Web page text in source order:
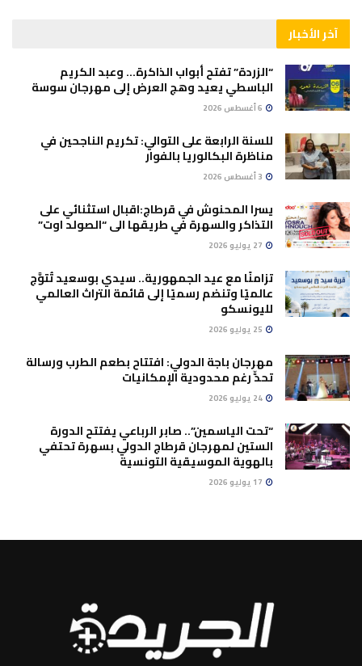
آخر الأخبار
“الزردة” تفتح أبواب الذاكرة… وعبد الكريم
الباسطي يعيد وهج العرض إلى مهرجان سوسة
للسنة الرابعة على التوالي: تكريم الناجحين في
مناظرة البكالوريا بالفوار
يسرا المحنوش في قرطاج:اقبال استثنائي على
التذاكر والسهرة في طريقها الى “الصولد اوت”
تزامنًا مع عيد الجمهورية.. سيدي بوسعيد تُتوَّج
عالميًا وتنضم رسميًا إلى قائمة التراث العالمي
لليونسكو
مهرجان باجة الدولي: افتتاح بطعم الطرب ورسالة
تحدٍّ رغم محدودية الإمكانيات
“تحت الياسمين”.. صابر الرباعي يفتتح الدورة
الستين لمهرجان قرطاج الدولي بسهرة تحتفي
بالهوية الموسيقية التونسية